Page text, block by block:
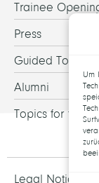
Trainee
Press
Guided Tours
Alumni
Topics for theses
Legal Notice
Um